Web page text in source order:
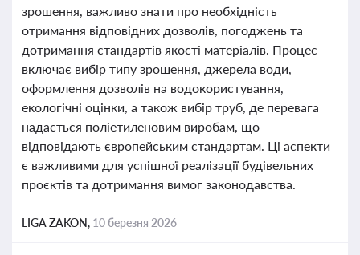
зрошення, важливо знати про необхідність
отримання відповідних дозволів, погоджень та
дотримання стандартів якості матеріалів. Процес
включає вибір типу зрошення, джерела води,
оформлення дозволів на водокористування,
екологічні оцінки, а також вибір труб, де перевага
надається поліетиленовим виробам, що
відповідають європейським стандартам. Ці аспекти
є важливими для успішної реалізації будівельних
проєктів та дотримання вимог законодавства.
LIGA ZAKON, 10 березня 2026